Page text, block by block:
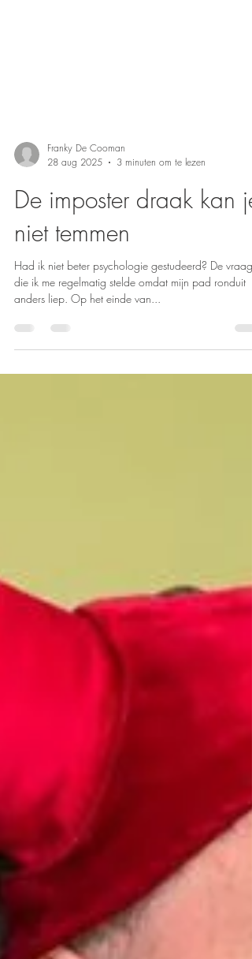
28 aug 2025
3 minuten om te lezen
De imposter draak kan je
niet temmen
Had ik niet beter psychologie gestudeerd? De vraag
die ik me regelmatig stelde omdat mijn pad ronduit